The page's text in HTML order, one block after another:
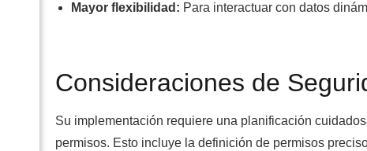
Mayor flexibilidad: Para interactuar con datos
Consideraciones de
Su implementación requiere una planificación
permisos. Esto incluye la definición de permisos